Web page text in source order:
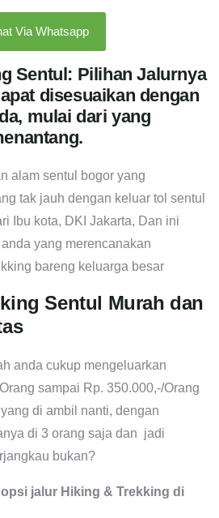
Via Whatsapp
Sentul: Pilihan Jalurnya
disesuaikan dengan
mulai dari yang
alam sentul bogor yang
tak jauh dengan keluar tol sentul
Ibu kota, DKI Jakarta, Dan ini
yang merencanakan
bareng keluarga besar
Sentul Murah dan
anda cukup mengeluarkan
sampai Rp. 350.000,-/Orang
di ambil nanti, dengan
di 3 orang saja dan jadi
bukan?
jalur Hiking & Trekking di